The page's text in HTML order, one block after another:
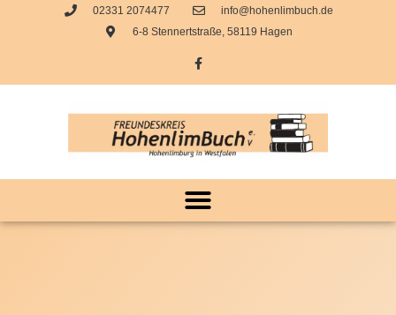
02331 2074477
info@hohenlimbuch.de
6-8 Stennertstraße, 58119 Hagen